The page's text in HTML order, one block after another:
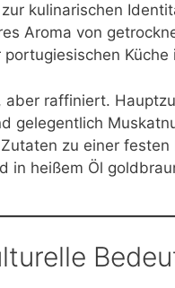
kulinarischen
Aroma von
Küche
aber raffiniert.
gelegentlich
zu einer
in heißem Öl